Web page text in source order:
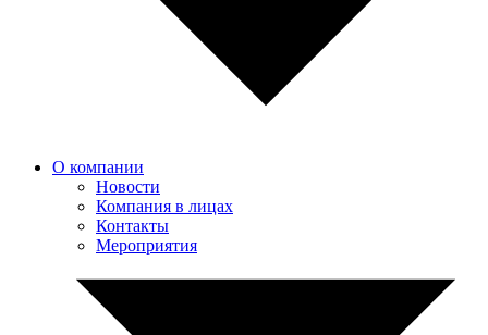
О компании
Новости
Компания в лицах
Контакты
Мероприятия